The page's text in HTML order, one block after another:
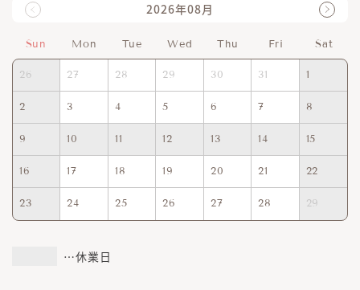
2026年08月
Sun Mon Tue Wed Thu Fri Sat
26 27 28 29 30 31 1
2 3 4 5 6 7 8
9 10 11 12 13 14 15
16 17 18 19 20 21 22
23 24 25 26 27 28 29
…休業日